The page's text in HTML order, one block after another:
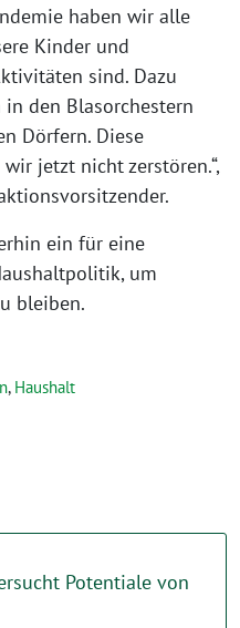
haben wir alle
Kinder und
sind. Dazu
den Blasorchestern
Dörfern. Diese
jetzt nicht zerstören.“,
ein für eine
um
bleiben.
, Haushalt
Potentiale von